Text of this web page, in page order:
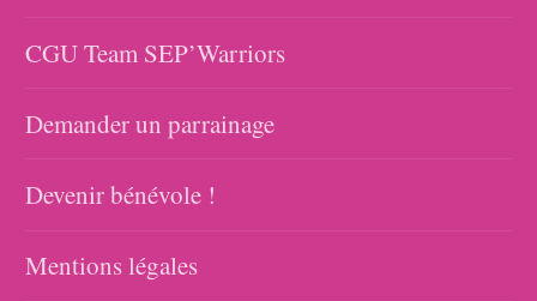
CGU Team SEP’Warriors
Demander un parrainage
Devenir bénévole !
Mentions légales